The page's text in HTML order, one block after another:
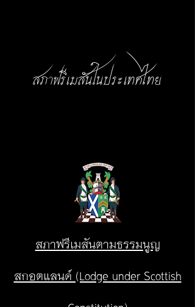
สภาฟรีเมสันในประเทศไทย
สภาฟรีเมสันตามธรรมนูญ
สกอตแลนด์ (Lodge under Scottish